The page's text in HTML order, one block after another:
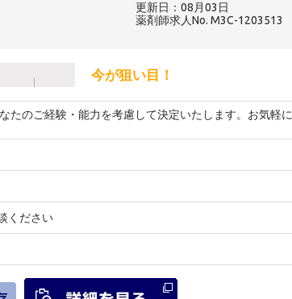
更新日：08月03日
薬剤師求人No. M3C-1203513
今が狙い目！
たのご経験・能力を考慮して決定いたします。お気軽に
ください